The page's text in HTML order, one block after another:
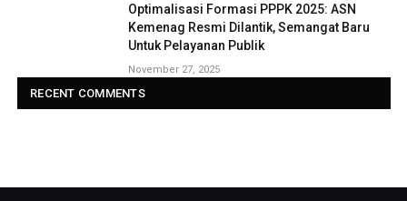
Optimalisasi Formasi PPPK 2025: ASN
Kemenag Resmi Dilantik, Semangat Baru
Untuk Pelayanan Publik
November 27, 2025
RECENT COMMENTS